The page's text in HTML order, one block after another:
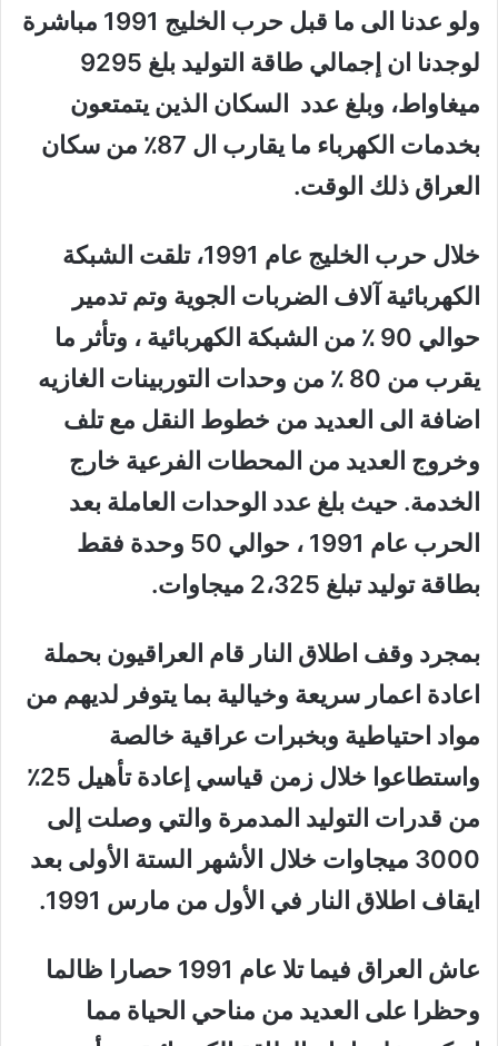
ولو عدنا الى ما قبل حرب الخليج 1991 مباشرة
لوجدنا ان إجمالي طاقة التوليد بلغ 9295
ميغاواط، وبلغ عدد السكان الذين يتمتعون
بخدمات الكهرباء ما يقارب ال 87٪ من سكان
العراق ذلك الوقت.
خلال حرب الخليج عام 1991، تلقت الشبكة
الكهربائية آلاف الضربات الجوية وتم تدمير
حوالي 90 ٪ من الشبكة الكهربائية ، وتأثر ما
يقرب من 80 ٪ من وحدات التوربينات الغازيه
اضافة الى العديد من خطوط النقل مع تلف
وخروج العديد من المحطات الفرعية خارج
الخدمة. حيث بلغ عدد الوحدات العاملة بعد
الحرب عام 1991 ، حوالي 50 وحدة فقط
بطاقة توليد تبلغ 2،325 ميجاوات.
بمجرد وقف اطلاق النار قام العراقيون بحملة
اعادة اعمار سريعة وخيالية بما يتوفر لديهم من
مواد احتياطية وبخبرات عراقية خالصة
واستطاعوا خلال زمن قياسي إعادة تأهيل 25٪
من قدرات التوليد المدمرة والتي وصلت إلى
3000 ميجاوات خلال الأشهر الستة الأولى بعد
ايقاف اطلاق النار في الأول من مارس 1991.
عاش العراق فيما تلا عام 1991 حصارا ظالما
وحظرا على العديد من مناحي الحياة مما